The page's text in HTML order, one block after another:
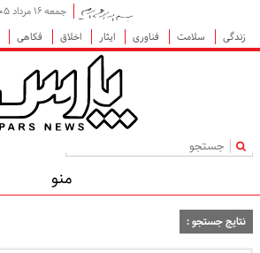
جمعه ۱۶ مرداد ۱۴۰۵
زندگی
سلامت فناوری ایثار اخلاق فکاهی
|
منو
نتایج جستجو :